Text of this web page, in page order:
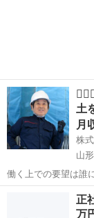
土
月
株
山
働く上での要望は誰にでもある
い、即入寮したい」
「経験ないけど、とにかく稼ぎたい
そんなあ...
山形市
正
万